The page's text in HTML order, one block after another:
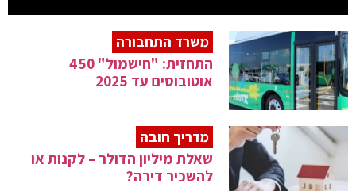
משרד התחבורה
התחזית: "חישמול" 450
אוטובוסים עד 2025
מדריך חובה
שאלת מיליון הדולר – לקנות או
להשכיר דירה?